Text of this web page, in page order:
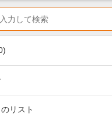
)
リスト